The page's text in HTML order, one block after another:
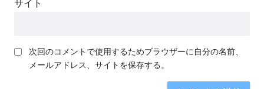
サイト
次回のコメントで使用するためブラウザーに自分の名前、
メールアドレス、サイトを保存する。